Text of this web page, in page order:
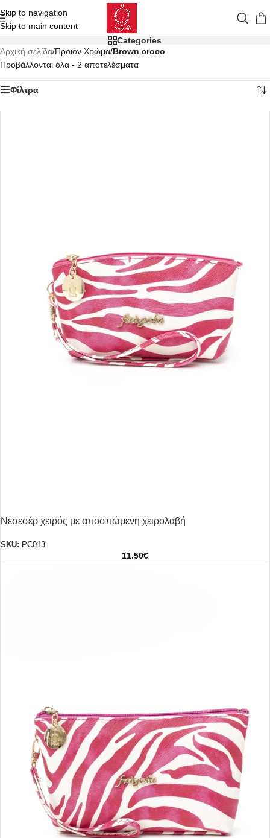
Skip to navigation
Skip to main content
Categories
Αρχική σελίδα/Προϊόν Χρώμα/Brown croco
Προβάλλονται όλα - 2 αποτελέσματα
Φίλτρα
Νεσεσέρ χειρός με αποσπώμενη χειρολαβή
SKU: PC013
11.50€